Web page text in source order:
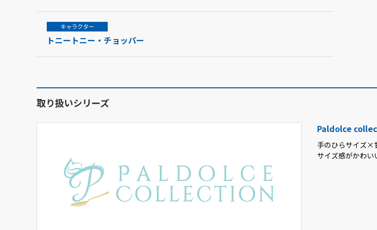
キャラクター
トニートニー・チョッパー
取り扱いシリーズ
Paldolce
手のひらサイズ×
サイズ感がかわい